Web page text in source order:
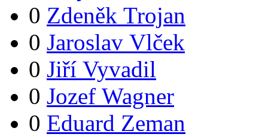
0 Zdeněk Trojan
0 Jaroslav Vlček
0 Jiří Vyvadil
0 Jozef Wagner
0 Eduard Zeman